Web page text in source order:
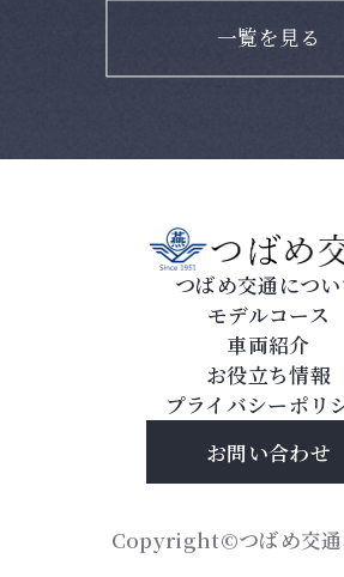
一覧を見る
つばめ交通につ
モデルコース
車両紹介
お役立ち情報
プライバシーポリ
お問い合わせ
Copyright©つばめ交通